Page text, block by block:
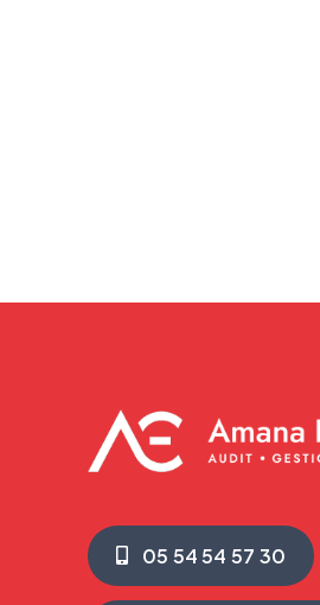
05 54 54 57 30